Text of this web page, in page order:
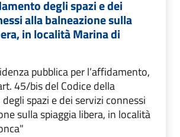
degli spazi e dei
alla balneazione sulla
in località Marina di
pubblica per l’affidamento,
45/bis del Codice della
spazi e dei servizi connessi
sulla spiaggia libera, in località